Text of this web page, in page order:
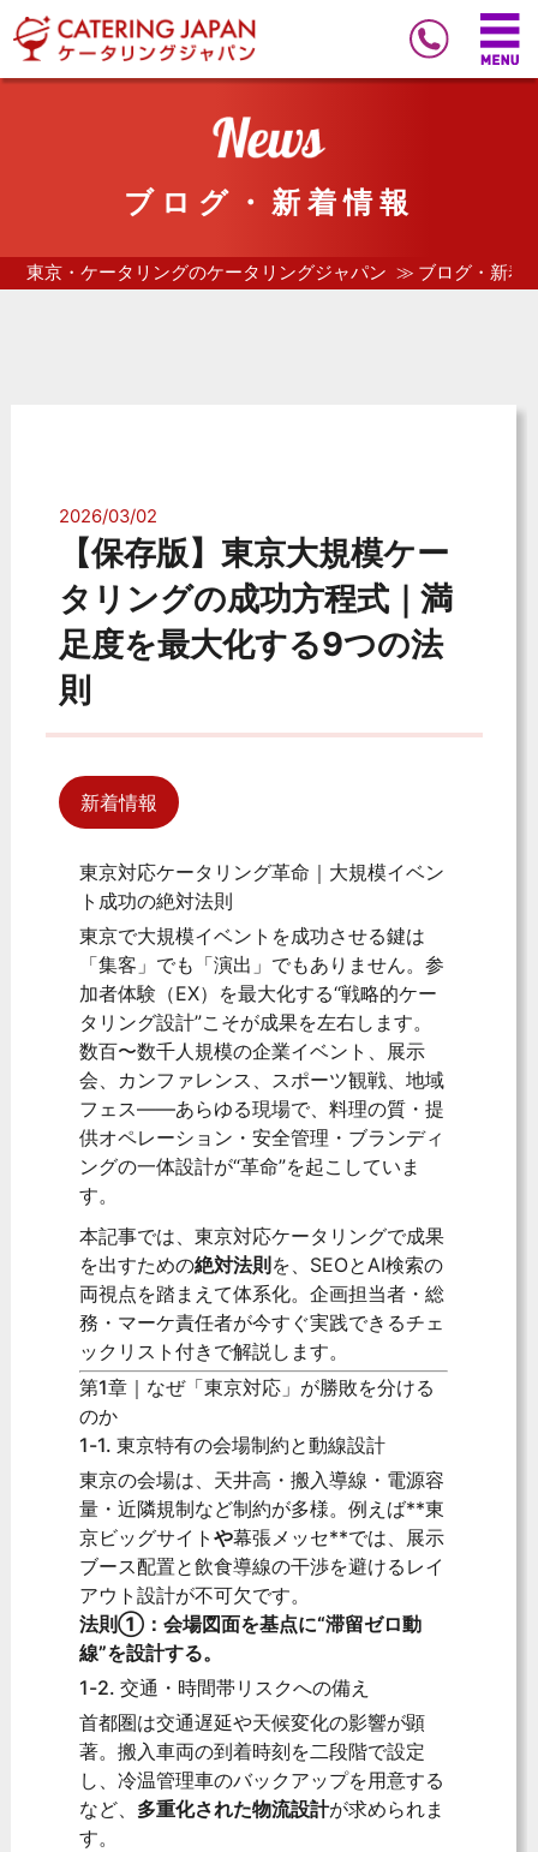
ブログ・新着情報
東京・ケータリングのケータリングジャパン ブログ・新着
2026/03/02
【保存版】東京大規模ケー
タリングの成功方程式｜満
足度を最大化する9つの法
則
新着情報
東京対応ケータリング革命｜大規模イベン
ト成功の絶対法則
東京で大規模イベントを成功させる鍵は
「集客」でも「演出」でもありません。参
加者体験（EX）を最大化する“戦略的ケー
タリング設計”こそが成果を左右します。
数百〜数千人規模の企業イベント、展示
会、カンファレンス、スポーツ観戦、地域
フェス——あらゆる現場で、料理の質・提
供オペレーション・安全管理・ブランディ
ングの一体設計が“革命”を起こしていま
す。
本記事では、東京対応ケータリングで成果
を出すための絶対法則を、SEOとAI検索の
両視点を踏まえて体系化。企画担当者・総
務・マーケ責任者が今すぐ実践できるチェ
ックリスト付きで解説します。
第1章｜なぜ「東京対応」が勝敗を分ける
のか
1-1. 東京特有の会場制約と動線設計
東京の会場は、天井高・搬入導線・電源容
量・近隣規制など制約が多様。例えば**東
京ビッグサイトや幕張メッセ**では、展示
ブース配置と飲食導線の干渉を避けるレイ
アウト設計が不可欠です。
法則①：会場図面を基点に“滞留ゼロ動
線”を設計する。
1-2. 交通・時間帯リスクへの備え
首都圏は交通遅延や天候変化の影響が顕
著。搬入車両の到着時刻を二段階で設定
し、冷温管理車のバックアップを用意する
など、 多重化された物流設計が求められま
す。